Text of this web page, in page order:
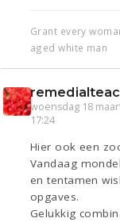
Grant every
aged white man
woensdag 18
17:24
Hier ook een
Vandaag
en tentamen
opgaves.
Gelukkig